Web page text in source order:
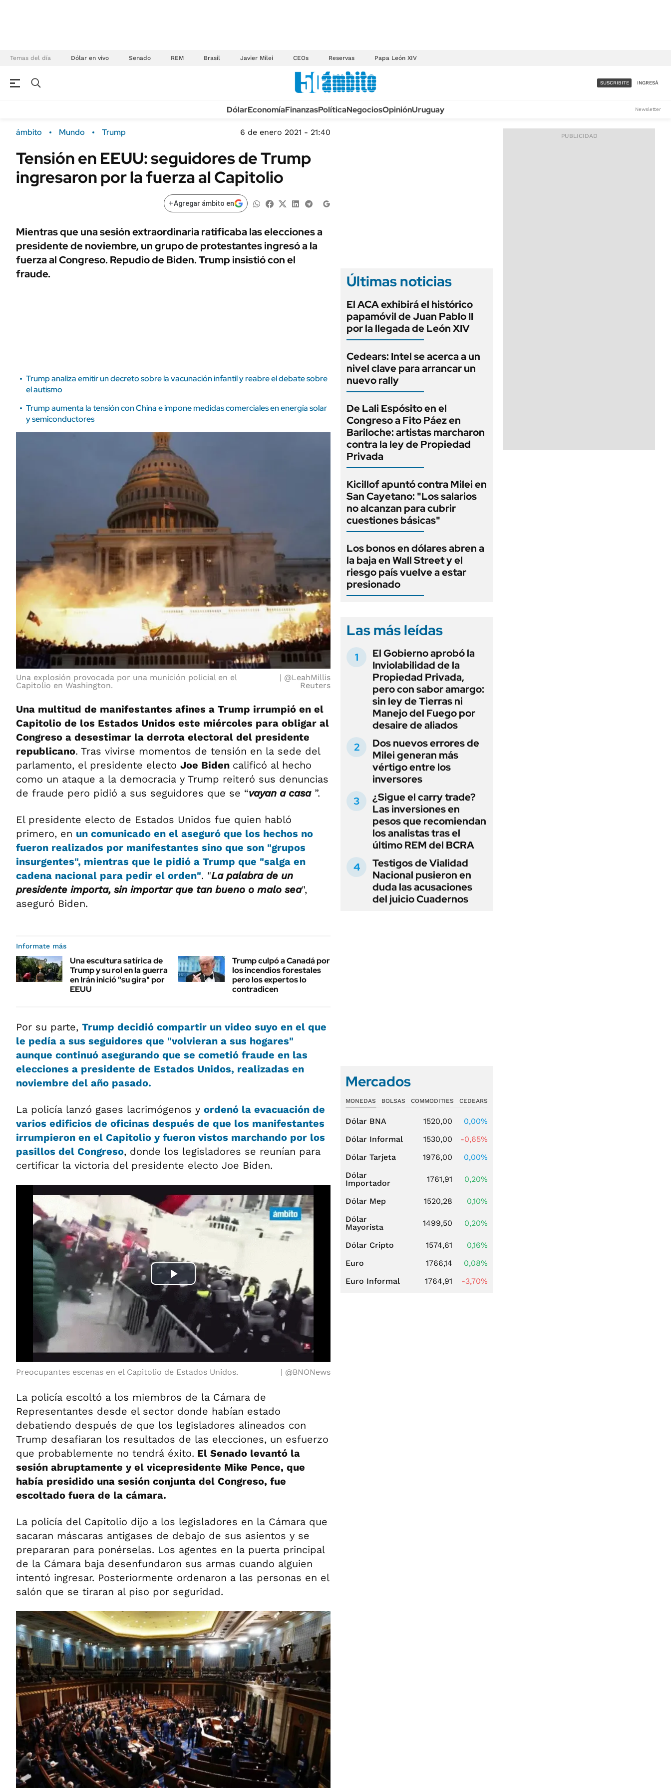
Temas del día Dólar en vivo Senado REM Brasil Javier Milei CEOs Reservas Papa León XIV
Campo
FINANZAS
ÁMBITO DEBATE
MEDIAKIT AMBITO DEBATE
Sustentabilidad
Seguros
POLÍTICA
URUGUAY
TECNOLOGÍA
MÉXICO
MUNDO
INFORMACIÓN GENERAL
LIFESTYLE
AUTOS
ACCESO FULL - $1.800/MES
SUSCRIBITE INGRESÁ
DólarEconomíaFinanzasPolíticaNegociosOpiniónUruguay Newsletter
ámbito Mundo Trump 6 de enero 2021 - 21:40
Tensión en EEUU: seguidores de Trump
ingresaron por la fuerza al Capitolio
+Agregar ámbito en
Mientras que una sesión extraordinaria ratificaba las elecciones a
presidente de noviembre, un grupo de protestantes ingresó a la
fuerza al Congreso. Repudio de Biden. Trump insistió con el
fraude.
Trump analiza emitir un decreto sobre la vacunación infantil y reabre el debate sobre
el autismo
Trump aumenta la tensión con China e impone medidas comerciales en energía solar
y semiconductores
Una explosión provocada por una munición policial en el
Capitolio en Washington.
@LeahMillis
Reuters
Una multitud de manifestantes afines a Trump irrumpió en el
Capitolio de los Estados Unidos este miércoles para obligar al
Congreso a desestimar la derrota electoral del presidente
republicano. Tras vivirse momentos de tensión en la sede del
parlamento, el presidente electo Joe Biden calificó al hecho
como un ataque a la democracia y Trump reiteró sus denuncias
de fraude pero pidió a sus seguidores que se “vayan a casa”.
El presidente electo de Estados Unidos fue quien habló
primero, en un comunicado en el aseguró que los hechos no
fueron realizados por manifestantes sino que son "grupos
insurgentes", mientras que le pidió a Trump que "salga en
cadena nacional para pedir el orden". "La palabra de un
presidente importa, sin importar que tan bueno o malo sea",
aseguró Biden.
Informate más
Una escultura satírica de
Trump y su rol en la guerra
en Irán inició "su gira" por
EEUU
Trump culpó a Canadá por
los incendios forestales
pero los expertos lo
contradicen
Por su parte, Trump decidió compartir un video suyo en el que
le pedía a sus seguidores que "volvieran a sus hogares"
aunque continuó asegurando que se cometió fraude en las
elecciones a presidente de Estados Unidos, realizadas en
noviembre del año pasado.
La policía lanzó gases lacrimógenos y ordenó la evacuación de
varios edificios de oficinas después de que los manifestantes
irrumpieron en el Capitolio y fueron vistos marchando por los
pasillos del Congreso, donde los legisladores se reunían para
certificar la victoria del presidente electo Joe Biden.
Preocupantes escenas en el Capitolio de Estados Unidos. @BNONews
La policía escoltó a los miembros de la Cámara de
Representantes desde el sector donde habían estado
debatiendo después de que los legisladores alineados con
Trump desafiaran los resultados de las elecciones, un esfuerzo
que probablemente no tendrá éxito. El Senado levantó la
sesión abruptamente y el vicepresidente Mike Pence, que
había presidido una sesión conjunta del Congreso, fue
escoltado fuera de la cámara.
La policía del Capitolio dijo a los legisladores en la Cámara que
sacaran máscaras antigases de debajo de sus asientos y se
prepararan para ponérselas. Los agentes en la puerta principal
de la Cámara baja desenfundaron sus armas cuando alguien
intentó ingresar. Posteriormente ordenaron a las personas en el
salón que se tiraran al piso por seguridad.
Últimas noticias
El ACA exhibirá el histórico
papamóvil de Juan Pablo II
por la llegada de León XIV
Cedears: Intel se acerca a un
nivel clave para arrancar un
nuevo rally
De Lali Espósito en el
Congreso a Fito Páez en
Bariloche: artistas marcharon
contra la ley de Propiedad
Privada
Kicillof apuntó contra Milei en
San Cayetano: "Los salarios
no alcanzan para cubrir
cuestiones básicas"
Los bonos en dólares abren a
la baja en Wall Street y el
riesgo país vuelve a estar
presionado
Las más leídas
El Gobierno aprobó la
Inviolabilidad de la
Propiedad Privada,
pero con sabor amargo:
sin ley de Tierras ni
Manejo del Fuego por
desaire de aliados
Dos nuevos errores de
Milei generan más
vértigo entre los
inversores
¿Sigue el carry trade?
Las inversiones en
pesos que recomiendan
los analistas tras el
último REM del BCRA
Testigos de Vialidad
Nacional pusieron en
duda las acusaciones
del juicio Cuadernos
Mercados
MONEDAS BOLSAS COMMODITIES CEDEARS
Dólar BNA 1520,00
0,00%
Dólar Informal
1530,00
-0,65%
Dólar Tarjeta
1976,00
0,00%
Dólar
Importador
1761,91 0,20%
Dólar Mep 1520,28
0,10%
Dólar
Mayorista
1499,50 0,20%
Dólar Cripto 1574,61
0,16%
Euro
1766,14
0,08%
Euro Informal
1764,91 -3,70%